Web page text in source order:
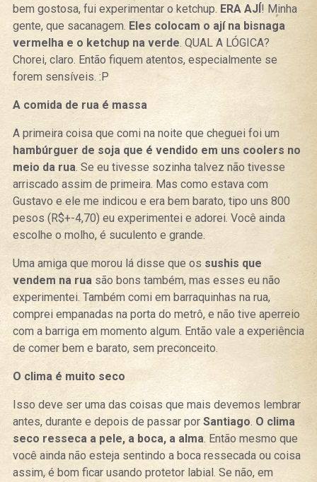
bem gostosa, fui experimentar o ketchup. ERA AJÍ! Minha
gente, que sacanagem. Eles colocam o ají na bisnaga
vermelha e o ketchup na verde. QUAL A LÓGICA?
Chorei, claro. Então fiquem atentos, especialmente se
forem sensíveis. :P
A comida de rua é massa
A primeira coisa que comi na noite que cheguei foi um
hambúrguer de soja que é vendido em uns coolers no
meio da rua. Se eu tivesse sozinha talvez não tivesse
arriscado assim de primeira. Mas como estava com
Gustavo e ele me indicou e era bem barato, tipo uns 800
pesos (R$+-4,70) eu experimentei e adorei. Você ainda
escolhe o molho, é suculento e grande.
Uma amiga que morou lá disse que os sushis que
vendem na ruasão bons também, mas esses eu não
experimentei. Também comi em barraquinhas na rua,
comprei empanadas na porta do metrô, e não tive aperreio
com a barriga em momento algum. Então vale a experiência
de comer bem e barato, sem preconceito.
O clima é muito seco
Isso deve ser uma das coisas que mais devemos lembrar
antes, durante e depois de passar por Santiago. O clima
seco resseca a pele, a boca, a alma. Então mesmo que
você ainda não esteja sentindo a boca ressecada ou coisa
assim, é bom ficar usando protetor labial. Se não, em